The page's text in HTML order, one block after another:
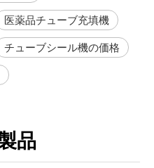
医薬品チューブ充填機
チューブシール機の価格
品